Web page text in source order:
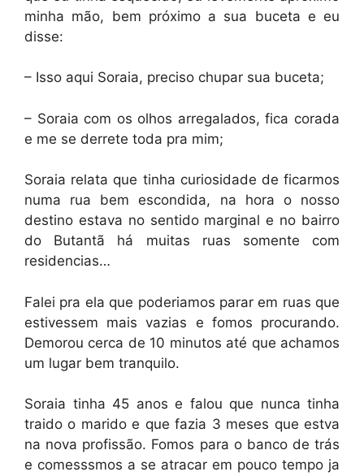
minha mão, bem próximo a sua buceta e eu
disse:
– Isso aqui Soraia, preciso chupar sua buceta;
– Soraia com os olhos arregalados, fica corada
e me se derrete toda pra mim;
Soraia relata que tinha curiosidade de ficarmos
numa rua bem escondida, na hora o nosso
destino estava no sentido marginal e no bairro
do Butantã há muitas ruas somente com
residencias…
Falei pra ela que poderiamos parar em ruas que
estivessem mais vazias e fomos procurando.
Demorou cerca de 10 minutos até que achamos
um lugar bem tranquilo.
Soraia tinha 45 anos e falou que nunca tinha
traido o marido e que fazia 3 meses que estva
na nova profissão. Fomos para o banco de trás
e comesssmos a se atracar em pouco tempo ja